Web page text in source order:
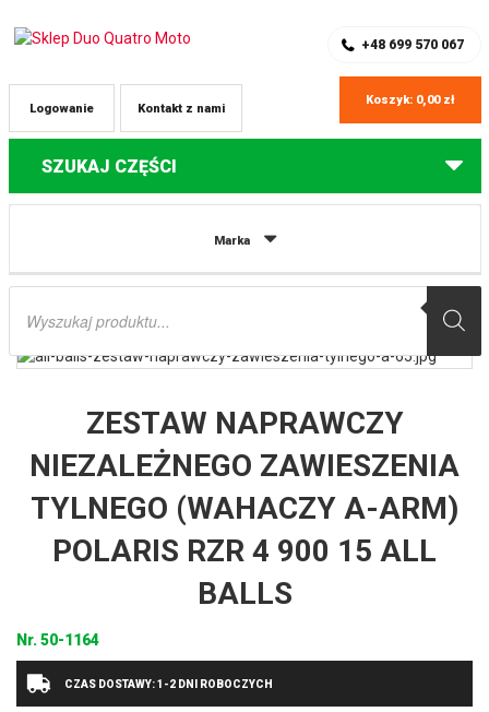
+48 699 570 067
Kontakt z nami
Logowanie
Koszyk: 0,00 zł
SZUKAJ CZĘŚCI
Marka
Wyszukiwarka
Części do quadów Polaris
900 15 ALL BALLS
ZESTAW NAPRAWCZY
NIEZALEŻNEGO ZAWIESZENIA
TYLNEGO (WAHACZY A-ARM)
POLARIS RZR 4 900 15 ALL
BALLS
Nr.50-1164
CZAS DOSTAWY: 1-2 DNI ROBOCZYCH